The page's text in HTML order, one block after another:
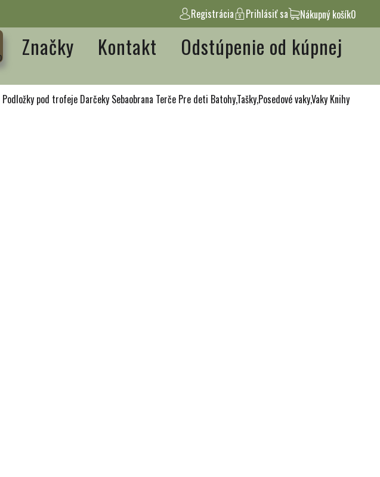
Registrácia Prihlásiť sa Nákupný košík0
Značky Kontakt Odstúpenie od kúpnej
Podložky pod trofeje Darčeky Sebaobrana Terče Pre deti Batohy,Tašky,Posedové vaky,Vaky Knihy